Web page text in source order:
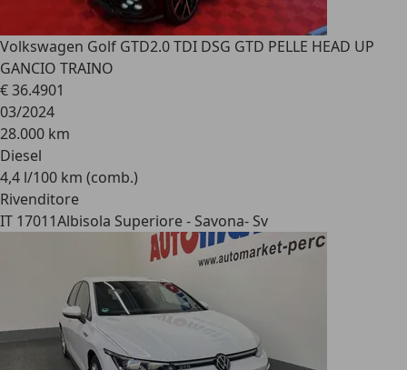
Volkswagen Golf GTD2.0 TDI DSG GTD PELLE HEAD UP
GANCIO TRAINO
€ 36.4901
03/2024
28.000 km
Diesel
4,4 l/100 km (comb.)
Rivenditore
IT 17011Albisola Superiore - Savona- Sv